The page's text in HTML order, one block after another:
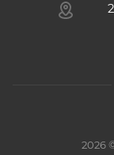
2026